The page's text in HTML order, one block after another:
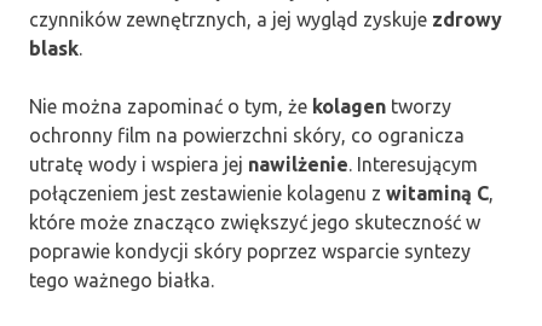
czynników zewnętrznych, a jej wygląd zyskuje zdrowy
blask.
Nie można zapominać o tym, że kolagen tworzy
ochronny film na powierzchni skóry, co ogranicza
utratę wody i wspiera jej nawilżenie. Interesującym
połączeniem jest zestawienie kolagenu z witaminą C,
które może znacząco zwiększyć jego skuteczność w
poprawie kondycji skóry poprzez wsparcie syntezy
tego ważnego białka.